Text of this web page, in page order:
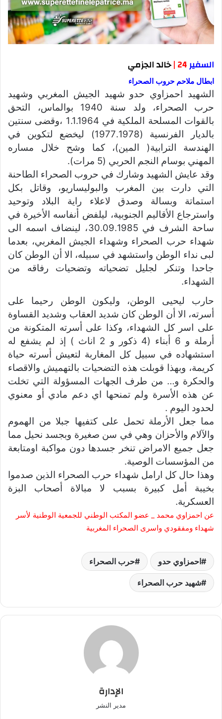
السفير24 | خالد الجزمي
ابطال ملاحم حروب الصحراء
الشهيد احمزاوي حدو شهيد الجيش المغربي وشهيد
حرب الصحراء، ولد سنة 1940 بوالماس، التحق
بالقوات المسلحة الملكية في 1.1.1964 ،وقضى سنتين
بالديار الفرنسية (1977.1978) ليخضع لتكوين في
الهندسة الترابية( المين)، كما وشح خلال مساره
المهني بوسام النجم الحربي (5 مرات).
وقد عايش الشهيد وشارك في حروب الصحراء الطاحنة
التي دارت بين المغرب والبوليساريو، وقاتل بكل
استماتة وبسالة وصدق لاعلاء راية البلاد وتوحيد
واسترجاع الأقاليم الجنوبية، ليلفض أنفاسه الأخيرة في
ساحة الشرف في 30.09.1985، لينضاف اسمه الى
شهداء حرب الصحراء وشهداء الجيش المغربي، بعدما
لبى نداء الوطن واستشهد في سبيله، الا أن الوطن كان
جاحدا وتنكر لجليل تضحياته وتضحيات رفاقه من
الشهداء.
حارب ليحيى الوطن، وليكون الوطن رحيما على
أسرته، الا أن الوطن كان شديد العقاب وشديد القساوة
على اسر كل الشهداء، وكذا على أسرته المتكونة من
أرملة و 6 أبناء (4 ذكور و 2 اناث ) إذ لم يشفع له
استشهاده في سبيل كل المغاربة لتعيش أسرته حياة
كريمة، وبهذا قوبلت هذه التضحيات بالتهميش والاقصاء
والحكرة و… من طرف الجهات المسؤولة التي تخلت
عن هذه الأسرة ولم تمنحها اي دعم مادي أو معنوي
لحدود اليوم .
مما جعل الأرملة تحمل على كتفيها جبلا من الهموم
والآلام والأحزان وهي في سن صغيرة وبجسد نحيل مما
جعل جميع الامراض تنخر جسدها دون مواكبة اومتابعة
من المؤسسات الوصية.
وهذا حال كل ارامل شهداء حرب الصحراء الذين صدموا
بخيبة أمل كبيرة بسبب لا مبالاة أصحاب البزة
العسكرية.
عن احمزاوي محمد _ عضو المكتب الوطني للجمعية الوطنية لأسر
شهداء ومفقودي واسرى الصحراء المغربية
احمزاوي حدو حرب الصحراء
شهيد حرب الصحراء
الإدارة
مدير النشر